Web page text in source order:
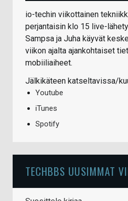
io-techin viikottainen
perjantaisin klo 15 live-
Sampsa ja Juha käyvät
viikon ajalta ajankohtaiset
mobiiliaiheet.
Jälkikäteen katseltavissa/
Youtube
iTunes
Spotify
TECHBBS UUSIMMAT